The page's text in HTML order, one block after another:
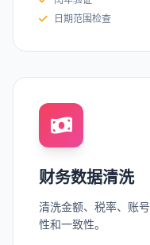
日期范围检查
财务数据清洗
清洗金额、税率、账
性和一致性。